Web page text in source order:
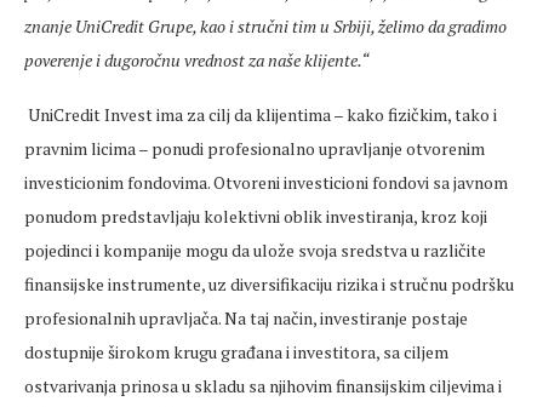
znanje UniCredit Grupe, kao i stručni tim u Srbiji, želimo da gradimo
poverenje i dugoročnu vrednost za naše klijente.“
UniCredit Invest ima za cilj da klijentima – kako fizičkim, tako i
pravnim licima – ponudi profesionalno upravljanje otvorenim
investicionim fondovima. Otvoreni investicioni fondovi sa javnom
ponudom predstavljaju kolektivni oblik investiranja, kroz koji
pojedinci i kompanije mogu da ulože svoja sredstva u različite
finansijske instrumente, uz diversifikaciju rizika i stručnu podršku
profesionalnih upravljača. Na taj način, investiranje postaje
dostupnije širokom krugu građana i investitora, sa ciljem
ostvarivanja prinosa u skladu sa njihovim finansijskim ciljevima i